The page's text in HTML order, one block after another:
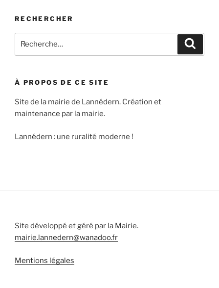
RECHERCHER
pour
À PROPOS DE CE SITE
Site de la mairie de Lannédern. Création et
maintenance par la mairie.
Lannédern : une ruralité moderne !
Site développé et géré par la Mairie.
mairie.lannedern@wanadoo.fr
Mentions légales